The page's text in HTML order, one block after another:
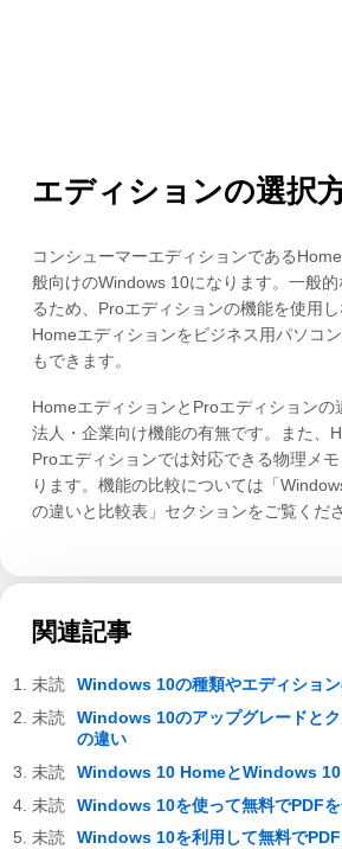
エディションの選択
コンシューマーエディションである
般向けのWindows 10になります。一般
るため、Proエディションの機能を使用し
Homeエディションをビジネス用パソコ
もできます。
HomeエディションとProエディションの
法人・企業向け機能の有無です。また、
Proエディションでは対応できる物理メ
ります。機能の比較については「
の違いと比較表」セクションをご覧くださ
関連記事
Windows 10の種類やエディショ
Windows 10のアップグレードと
の違い
Windows 10 HomeとWindows 10
Windows 10を使って無料でPDF
Windows 10を利用して無料で